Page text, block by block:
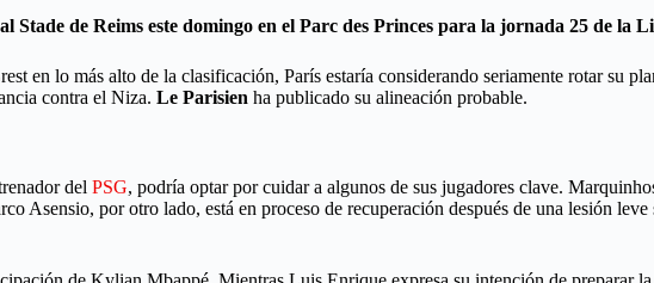
Stade de Reims este domingo en el Parc des Princes para la jornada 25 de la
en lo más alto de la clasificación, París estaría considerando seriamente rotar su
contra el Niza. Le Parisien ha publicado su alineación probable.
del PSG, podría optar por cuidar a algunos de sus jugadores clave.
Asensio, por otro lado, está en proceso de recuperación después de una lesión